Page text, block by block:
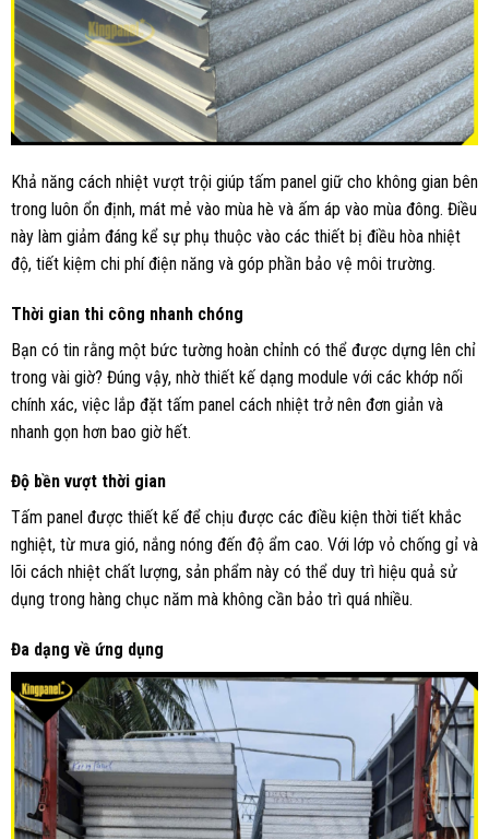
Khả năng cách nhiệt vượt trội giúp tấm panel giữ cho không gian bên
trong luôn ổn định, mát mẻ vào mùa hè và ấm áp vào mùa đông. Điều
này làm giảm đáng kể sự phụ thuộc vào các thiết bị điều hòa nhiệt
độ, tiết kiệm chi phí điện năng và góp phần bảo vệ môi trường.
Thời gian thi công nhanh chóng
Bạn có tin rằng một bức tường hoàn chỉnh có thể được dựng lên chỉ
trong vài giờ? Đúng vậy, nhờ thiết kế dạng module với các khớp nối
chính xác, việc lắp đặt tấm panel cách nhiệt trở nên đơn giản và
nhanh gọn hơn bao giờ hết.
Độ bền vượt thời gian
Tấm panel được thiết kế để chịu được các điều kiện thời tiết khắc
nghiệt, từ mưa gió, nắng nóng đến độ ẩm cao. Với lớp vỏ chống gỉ và
lõi cách nhiệt chất lượng, sản phẩm này có thể duy trì hiệu quả sử
dụng trong hàng chục năm mà không cần bảo trì quá nhiều.
Đa dạng về ứng dụng